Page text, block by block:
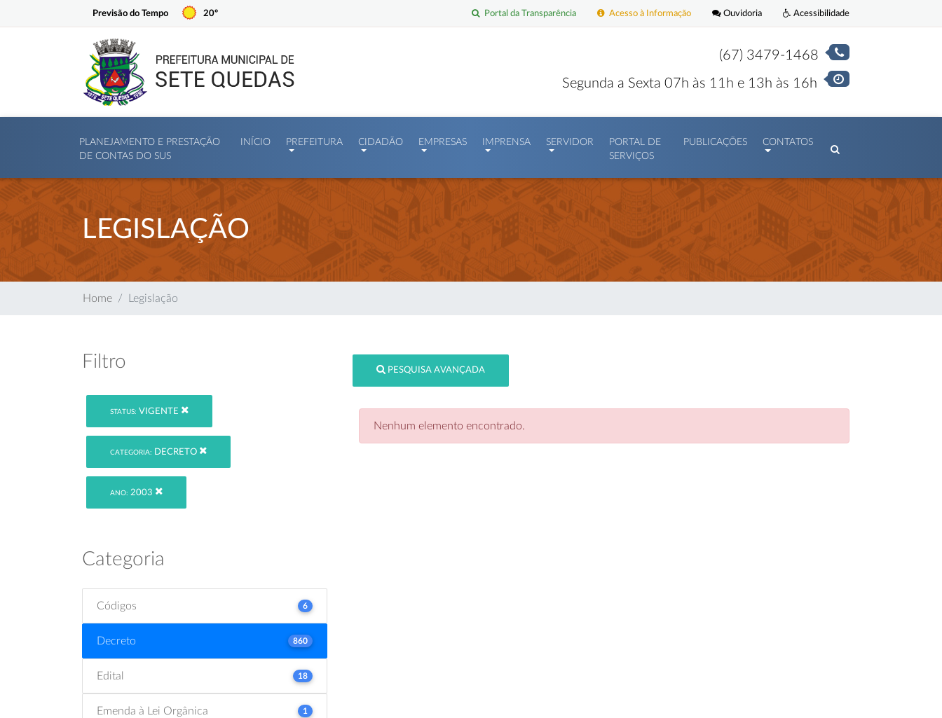
Previsão do Tempo 20º Acessibilidade
Ouvidoria
Acesso à Informação
Portal da Transparência
(67) 3479-1468
Segunda a Sexta 07h às 11h e 13h às 16h
PLANEJAMENTO E PRESTAÇÃO
DE CONTAS DO SUS
INÍCIO PREFEITURA CIDADÃO EMPRESAS IMPRENSA SERVIDOR
PORTAL DE
SERVIÇOS
PUBLICAÇÕES CONTATOS
LEGISLAÇÃO
Home Legislação
Filtro
STATUS: VIGENTE
CATEGORIA: DECRETO
ANO: 2003
Categoria
Códigos 6
Decreto 860
Edital 18
Emenda à Lei Orgânica 1
PESQUISA AVANÇADA
Nenhum elemento encontrado.